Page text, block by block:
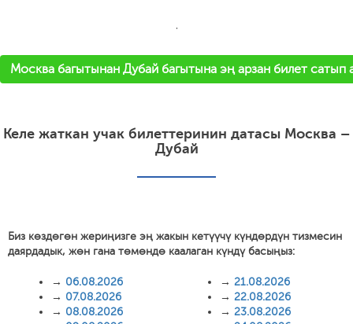
'
Москва багытынан Дубай багытына эң арзан билет сатып
Келе жаткан учак билеттеринин датасы Москва –
Дубай
Биз көздөгөн жериңизге эң жакын кетүүчү күндөрдүн тизмесин
даярдадык, жөн гана төмөндө каалаган күндү басыңыз:
→ 06.08.2026
→ 07.08.2026
→ 08.08.2026
→ 21.08.2026
→ 22.08.2026
→ 23.08.2026